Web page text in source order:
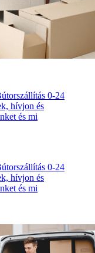
0-24
hívjon és
és mi
0-24
hívjon és
és mi